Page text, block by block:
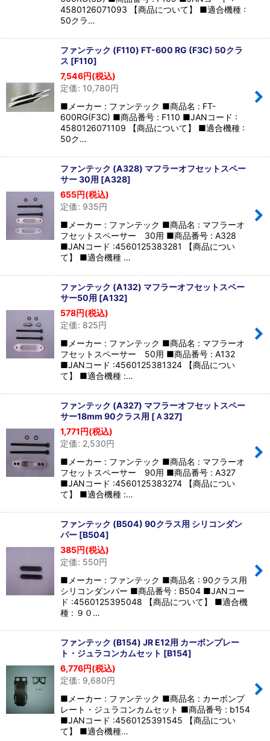
4580126071093 【商品について】 ■適合機種 :
50クラ…
ファンテック (F110) FT-600 RG (F3C) 50クラ
ス [F110]
7,546円(税込)
定価: 10,780円
■メーカー : ファンテック ■商品名 : FT-
600RG(F3C) ■商品番号 : F110 ■JANコード :
4580126071109 【商品について】 ■適合機種 :
50ク…
ファンテック (A328) マフラーオフセットスペー
サー 30用 [A328]
655円(税込)
定価: 935円
■メーカー : ファンテック ■商品名 : マフラーオ
フセットスペーサー 30用 ■商品番号 : A328
■JANコード :4560125383281 【商品につい
て】 ■適合機種 …
ファンテック (A132) マフラーオフセットスペー
サー50用 [A132]
578円(税込)
定価: 825円
■メーカー : ファンテック ■商品名 : マフラーオ
フセットスペーサー 50用 ■商品番号 : A132
■JANコード :4560125381324 【商品につい
て】 ■適合機種 :…
ファンテック (A327) マフラーオフセットスペー
サー18mm 90クラス用 [Ａ327]
1,771円(税込)
定価: 2,530円
■メーカー : ファンテック ■商品名 : マフラーオ
フセットスペーサー 90用 ■商品番号 : A327
■JANコード :4560125383274 【商品につい
て】 ■適合機種 :…
ファンテック (B504) 90クラス用 シリコンダン
パー [B504]
385円(税込)
定価: 550円
■メーカー : ファンテック ■商品名 : 90クラス用
シリコンダンパー ■商品番号 : B504 ■JANコー
ド :4560125395048 【商品について】 ■適合機
種 : ９０…
ファンテック (B154) JR E12用 カーボンプレー
ト・ジュラコンカムセット [B154]
6,776円(税込)
定価: 9,680円
■メーカー : ファンテック ■商品名 : カーボンプ
レート・ジュラコンカムセット ■商品番号 : b154
■JANコード :4560125391545 【商品につい
て】 ■適合機種…